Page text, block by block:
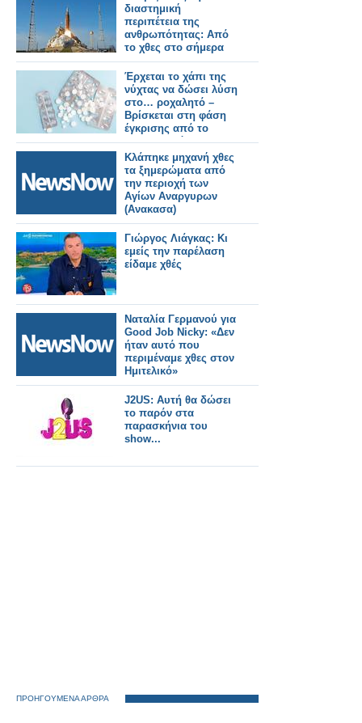
διαστημική
περιπέτεια της
ανθρωπότητας: Από
το χθες στο σήμερα
Έρχεται το χάπι της
νύχτας να δώσει λύση
στο… ροχαλητό –
Βρίσκεται στη φάση
έγκρισης από το
αμερικανικό FDA
Κλάπηκε μηχανή χθες
τα ξημερώματα από
την περιοχή των
Αγίων Αναργυρων
(Ανακασα)
Γιώργος Λιάγκας: Κι
εμείς την παρέλαση
είδαμε χθές
Ναταλία Γερμανού για
Good Job Nicky: «Δεν
ήταν αυτό που
περιμέναμε χθες στον
Ημιτελικό»
J2US: Αυτή θα δώσει
το παρόν στα
παρασκήνια του
show...
ΠΡΟΗΓΟΥΜΕΝΑ ΑΡΘΡΑ